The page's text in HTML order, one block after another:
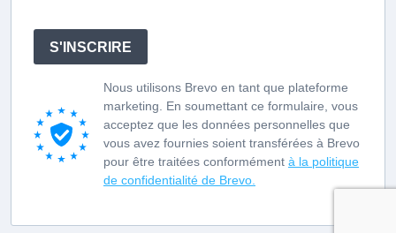
S'INSCRIRE
Nous utilisons Brevo en tant que plateforme
marketing. En soumettant ce formulaire, vous
acceptez que les données personnelles que
vous avez fournies soient transférées à Brevo
pour être traitées conformément à la politique
de confidentialité de Brevo.